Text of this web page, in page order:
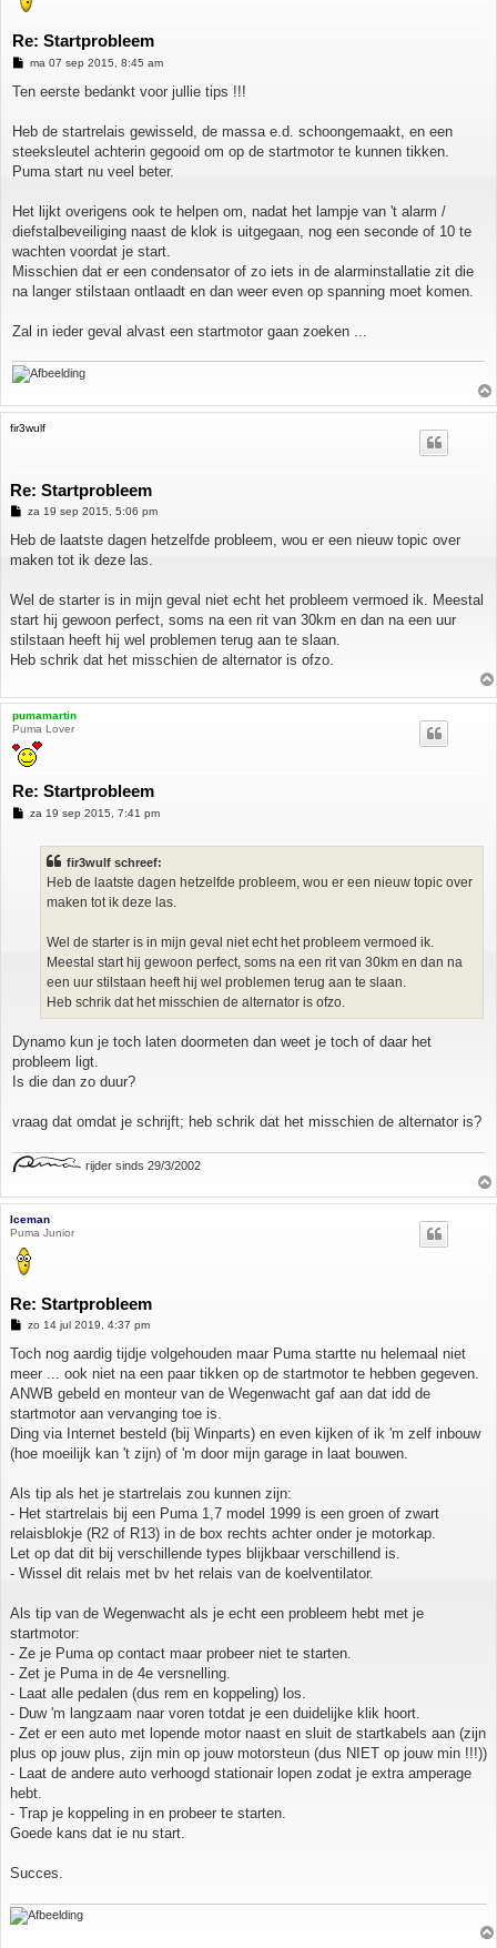
Re: Startprobleem
B
r
h
ma 07 sep 2015, 8:45 am
Ten eerste bedankt voor jullie tips !!!
Heb de startrelais gewisseld, de massa e.d. schoongemaakt, en een
steeksleutel achterin gegooid om op de startmotor te kunnen tikken.
Puma start nu veel beter.
Het lijkt overigens ook te helpen om, nadat het lampje van 't alarm /
diefstalbeveiliging naast de klok is uitgegaan, nog een seconde of 10 te
wachten voordat je start.
Misschien dat er een condensator of zo iets in de alarminstallatie zit die
na langer stilstaan ontlaadt en dan weer even op spanning moet komen.
Zal in ieder geval alvast een startmotor gaan zoeken ...
fir3wulf
Re: Startprobleem
B
r
c
za 19 sep 2015, 5:06 pm
Heb de laatste dagen hetzelfde probleem, wou er een nieuw topic over
maken tot ik deze las.
Wel de starter is in mijn geval niet echt het probleem vermoed ik. Meestal
start hij gewoon perfect, soms na een rit van 30km en dan na een uur
stilstaan heeft hij wel problemen terug aan te slaan.
Heb schrik dat het misschien de alternator is ofzo.
pumamartin
Puma Lover
Re: Startprobleem
Bza 19 sep 2015, 7:41 pm
fir3wulf schreef:
Heb de laatste dagen hetzelfde probleem, wou er een nieuw topic over
maken tot ik deze las.
Wel de starter is in mijn geval niet echt het probleem vermoed ik.
Meestal start hij gewoon perfect, soms na een rit van 30km en dan na
een uur stilstaan heeft hij wel problemen terug aan te slaan.
Heb schrik dat het misschien de alternator is ofzo.
Dynamo kun je toch laten doormeten dan weet je toch of daar het
probleem ligt.
Is die dan zo duur?
vraag dat omdat je schrijft; heb schrik dat het misschien de alternator is?
rijder sinds 29/3/2002
Iceman
Puma Junior
Re: Startprobleem
B
r
c
h
zo 14 jul 2019, 4:37 pm
Toch nog aardig tijdje volgehouden maar Puma startte nu helemaal niet
meer ... ook niet na een paar tikken op de startmotor te hebben gegeven.
ANWB gebeld en monteur van de Wegenwacht gaf aan dat idd de
startmotor aan vervanging toe is.
Ding via Internet besteld (bij Winparts) en even kijken of ik 'm zelf inbouw
(hoe moeilijk kan 't zijn) of 'm door mijn garage in laat bouwen.
Als tip als het je startrelais zou kunnen zijn:
- Het startrelais bij een Puma 1,7 model 1999 is een groen of zwart
relaisblokje (R2 of R13) in de box rechts achter onder je motorkap.
Let op dat dit bij verschillende types blijkbaar verschillend is.
- Wissel dit relais met bv het relais van de koelventilator.
Als tip van de Wegenwacht als je echt een probleem hebt met je
startmotor:
- Ze je Puma op contact maar probeer niet te starten.
- Zet je Puma in de 4e versnelling.
- Laat alle pedalen (dus rem en koppeling) los.
- Duw 'm langzaam naar voren totdat je een duidelijke klik hoort.
- Zet er een auto met lopende motor naast en sluit de startkabels aan (zijn
plus op jouw plus, zijn min op jouw motorsteun (dus NIET op jouw min !!!))
- Laat de andere auto verhoogd stationair lopen zodat je extra amperage
hebt.
- Trap je koppeling in en probeer te starten.
Goede kans dat ie nu start.
Succes.